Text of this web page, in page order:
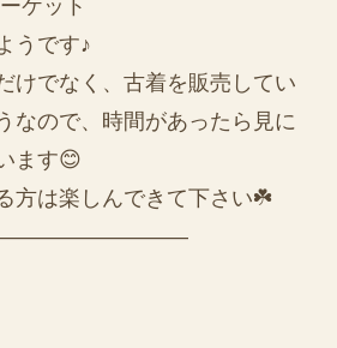
ケット
うです♪
けでなく、古着を販売してい
なので、時間があったら見に
ます😊
方は楽しんできて下さい☘️